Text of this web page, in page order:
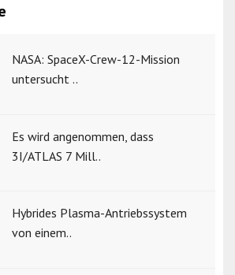
NASA: SpaceX-Crew-12-Mission
untersucht ..
Es wird angenommen, dass
3I/ATLAS 7 Mill..
Hybrides Plasma-Antriebssystem
von einem..